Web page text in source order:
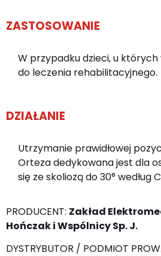
ZASTOSOWANIE
W przypadku dzieci, u
do leczenia rehabilitacyjnego.
DZIAŁANIE
Utrzymanie prawidłowej
Orteza dedykowana jest dla
się ze skoliozą do 30° według
PRODUCENT: Zakład
Hończak i Wspólnicy Sp. J.
DYSTRYBUTOR / PODMIOT